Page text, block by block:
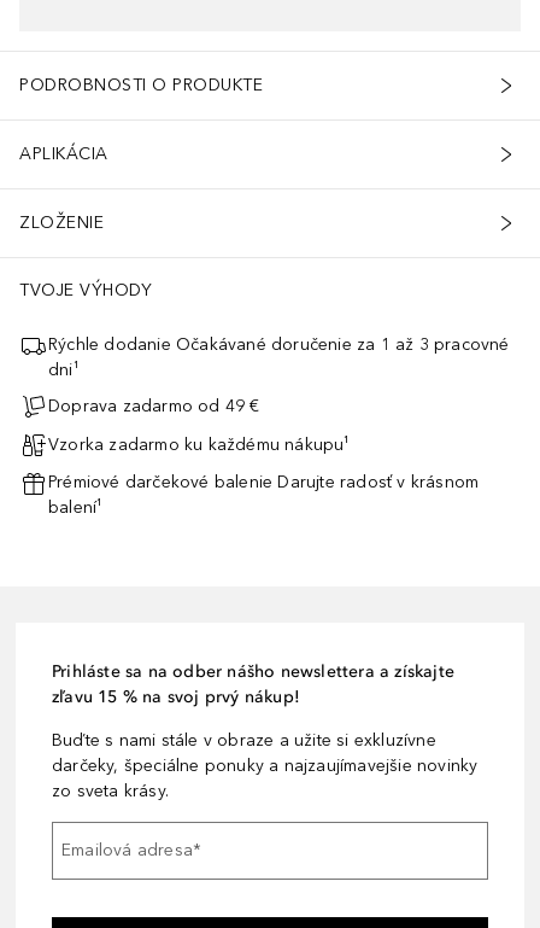
PODROBNOSTI O PRODUKTE
APLIKÁCIA
ZLOŽENIE
TVOJE VÝHODY
Rýchle dodanie Očakávané doručenie za 1 až 3 pracovné
dni¹
Doprava zadarmo od 49 €
Vzorka zadarmo ku každému nákupu¹
Prémiové darčekové balenie Darujte radosť v krásnom
balení¹
Prihláste sa na odber nášho newslettera a získajte
zľavu 15 % na svoj prvý nákup!
Buďte s nami stále v obraze a užite si exkluzívne
darčeky, špeciálne ponuky a najzaujímavejšie novinky
zo sveta krásy.
Emailová adresa*